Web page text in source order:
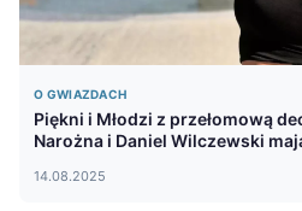
O GWIAZDACH
Piękni i Młodzi z przełomową
Narożna i Daniel Wilczewski
14.08.2025